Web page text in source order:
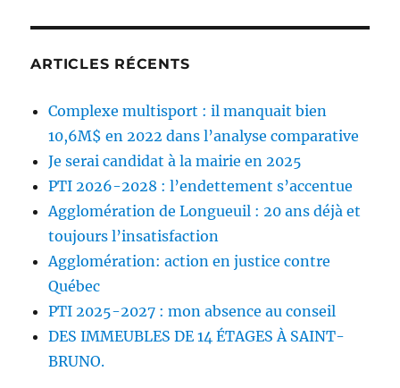
ARTICLES RÉCENTS
Complexe multisport : il manquait bien
10,6M$ en 2022 dans l’analyse comparative
Je serai candidat à la mairie en 2025
PTI 2026-2028 : l’endettement s’accentue
Agglomération de Longueuil : 20 ans déjà et
toujours l’insatisfaction
Agglomération: action en justice contre
Québec
PTI 2025-2027 : mon absence au conseil
DES IMMEUBLES DE 14 ÉTAGES À SAINT-
BRUNO.